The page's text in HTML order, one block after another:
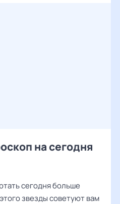
на сегодня
сегодня больше
звезды советуют вам